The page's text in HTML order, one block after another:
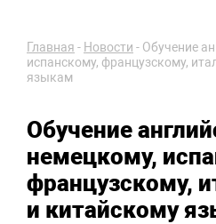
Главная - Новости - Обучение
испанскому, французскому,
языкам
Обучение
немецкому,
французскому,
и китайскому